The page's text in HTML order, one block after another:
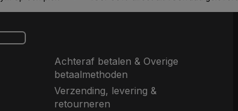
Achteraf betalen & Overige
betaalmethoden
Verzending, levering &
retourneren